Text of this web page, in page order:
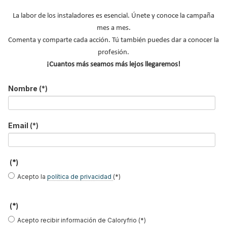
MÁS ACTUALIDAD
Protagonistas del sector
Boletines de Actualidad
Nombramientos
Iberoamérica
La labor de los instaladores es esencial. Únete y conoce la campaña
mes a mes.
Comenta y comparte cada acción. Tú también puedes dar a conocer la
profesión.
¡Cuantos más seamos más lejos llegaremos!
Nombre (*)
Email (*)
(*)
Acepto la política de privacidad (*)
(*)
Acepto recibir información de Caloryfrio (*)